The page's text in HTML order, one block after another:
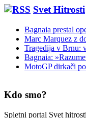
Svet Hitrosti
Bagnaia prestal
Marc Marquez z
Tragedija v Brnu:
Bagnaia:
MotoGP dirkači
Kdo smo?
Spletni portal Svet